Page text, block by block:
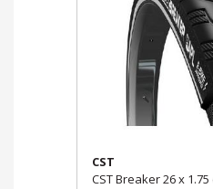
CST
CST Breaker 26 x 1.75